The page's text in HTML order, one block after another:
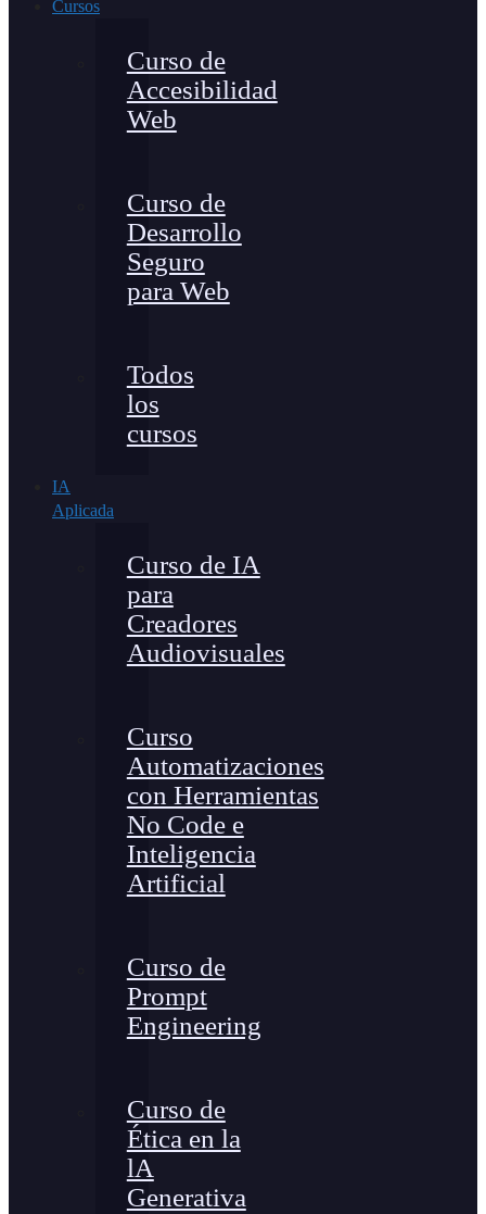
Cursos
Curso de
Accesibilidad
Web
Curso de
Desarrollo
Seguro
para Web
Todos
los
cursos
IA
Aplicada
Curso de IA
para
Creadores
Audiovisuales
Curso
Automatizaciones
con Herramientas
No Code e
Inteligencia
Artificial
Curso de
Prompt
Engineering
Curso de
Ética en la
lA
Generativa